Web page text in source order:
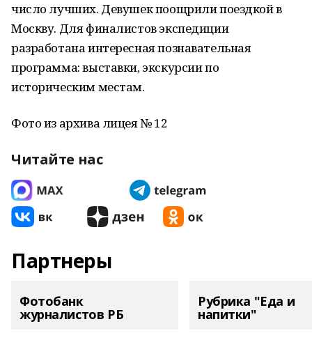
число лучших. Девушек поощрили поездкой в
Москву. Для финалистов экспедиции
разработана интересная познавательная
программа: выставки, экскурсии по
историческим местам.
Фото из архива лицея № 12
Читайте нас
Партнеры
Фотобанк
журналистов РБ
Рубрика "Еда и
напитки"